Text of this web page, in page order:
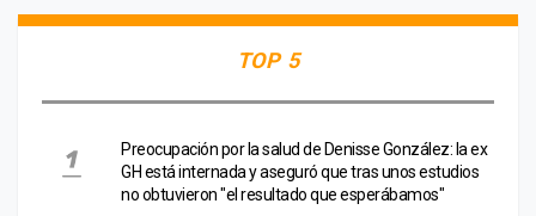
TOP 5
Preocupación por la salud de Denisse González: la ex
GH está internada y aseguró que tras unos estudios
no obtuvieron "el resultado que esperábamos"